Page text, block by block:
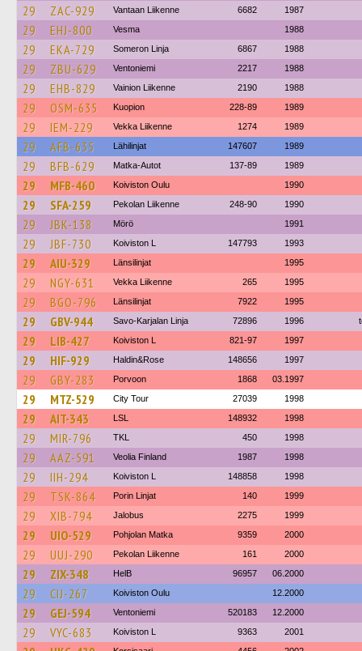
29 ZAC-929 Vantaan Liikenne 6682 1987
29 EHJ-800 Vesma 1988
29 EKA-729 Someron Linja 6867 1988
29 ZBU-629 Ventoniemi 2217 1988
29 EHB-829 Vainion Liikenne 2190 1988
29 OSM-635 Kuopion 228-89 1989
29 IEM-229 Vekka Liikenne 1274 1989
29 AFB-635 Lähilinjat 147607 1989
29 BFB-629 Matka-Autot 137-89 1989
29 MFB-460 Koiviston Oulu 1990
29 SFA-259 Pekolan Liikenne 248-90 1990
29 JBK-138 Mörö 1991
29 JBF-730 Koiviston L 147793 1993
29 AIU-329 Länsilinjat 1995
29 NGY-631 Vekka Liikenne 265 1995
29 BGO-796 Länsilinjat 7922 1995
29 GBV-944 Savo-Karjalan Linja 72896 1996
29 LIB-427 Koiviston L 821-97 1997
29 HIF-929 Haldin&Rose 148656 1997
29 GBY-283 Porvoon 1868 03.1997
29 MTZ-529 City Tour 27039 1998
29 AIT-343 LSL 148932 1998
29 MIR-796 TKL 450 1998
29 AAZ-591 Veolia Finland 1987 1998
29 IIH-294 Koiviston L 148858 1998
29 TSK-864 Porin Linjat 140 1999
29 XIB-794 Jalobus 2275 1999
29 UIO-529 Pohjolan Matka 9359 2000
29 UUJ-290 Pekolan Liikenne 161 2000
29 ZIX-348 HelB 96957 06.2000
29 CIJ-267 Koiviston Oulu 12.2000
29 GEJ-594 Ventoniemi 520183 12.2000
29 VYC-683 Koiviston L 9363 2001